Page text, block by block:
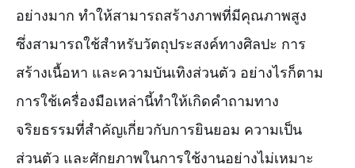
อย่างมาก ทำให้สามารถสร้างภาพที่มีคุณภาพสูง
ซึ่งสามารถใช้สำหรับวัตถุประสงค์ทางศิลปะ การ
สร้างเนื้อหา และความบันเทิงส่วนตัว อย่างไรก็ตาม
การใช้เครื่องมือเหล่านี้ทำให้เกิดคำถามทาง
จริยธรรมที่สำคัญเกี่ยวกับการยินยอม ความเป็น
ส่วนตัว และศักยภาพในการใช้งานอย่างไม่เหมาะ